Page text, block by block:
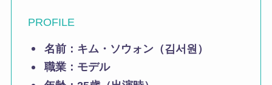
PROFILE
名前：キム・ソウォン（김서원）
職業： モデル